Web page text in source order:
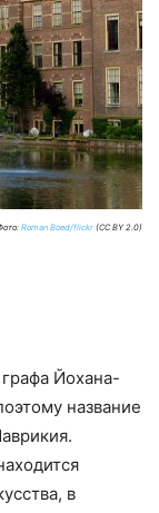
Roman Boed/flickr (CC BY 2.0)
Йохана-
название
в